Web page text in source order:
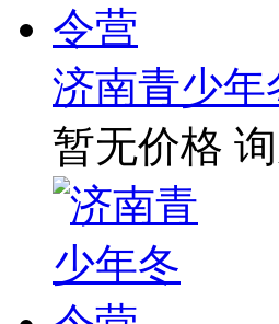
济南青少年
暂无价格